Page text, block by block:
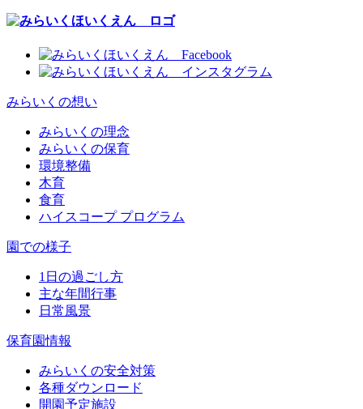
みらいくの想い
みらいくの理念
みらいくの保育
環境整備
木育
食育
ハイスコープ プログラム
園での様子
1日の過ごし方
主な年間行事
日常風景
保育園情報
みらいくの安全対策
各種ダウンロード
開園予定施設